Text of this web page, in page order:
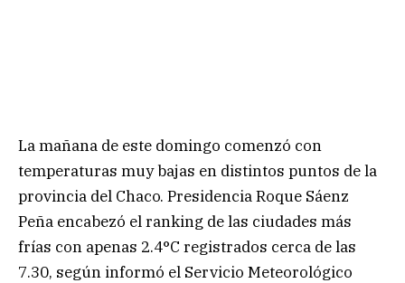
La mañana de este domingo comenzó con
temperaturas muy bajas en distintos puntos de la
provincia del Chaco. Presidencia Roque Sáenz
Peña encabezó el ranking de las ciudades más
frías con apenas 2.4°C registrados cerca de las
7.30, según informó el Servicio Meteorológico